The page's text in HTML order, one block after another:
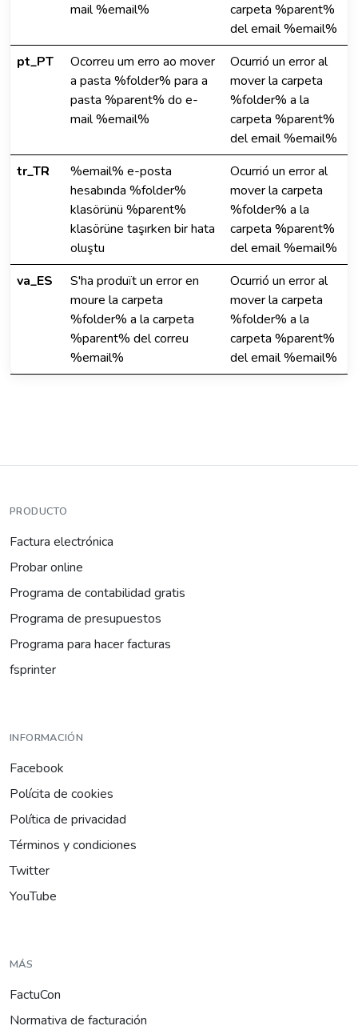
mail %email%
carpeta %parent%
del email %email%
pt_PT
Ocorreu um erro ao mover
a pasta %folder% para a
pasta %parent% do e-
mail %email%
Ocurrió un error al
mover la carpeta
%folder% a la
carpeta %parent%
del email %email%
tr_TR
%email% e-posta
hesabında %folder%
klasörünü %parent%
klasörüne taşırken bir hata
oluştu
Ocurrió un error al
mover la carpeta
%folder% a la
carpeta %parent%
del email %email%
va_ES
S'ha produït un error en
moure la carpeta
%folder% a la carpeta
%parent% del correu
%email%
Ocurrió un error al
mover la carpeta
%folder% a la
carpeta %parent%
del email %email%
PRODUCTO
Factura electrónica
Probar online
Programa de contabilidad gratis
Programa de presupuestos
Programa para hacer facturas
fsprinter
INFORMACIÓN
Facebook
Polícita de cookies
Política de privacidad
Términos y condiciones
Twitter
YouTube
MÁS
FactuCon
Normativa de facturación